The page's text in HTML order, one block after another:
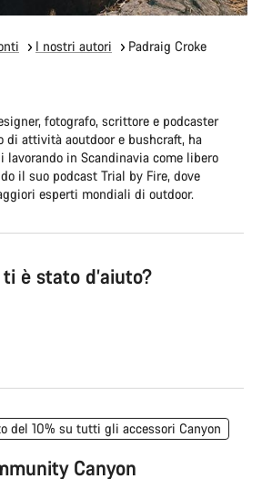
I nostri autori Padraig Croke
fotografo, scrittore e podcaster
di attività aoutdoor e bushcraft, ha
in Scandinavia come libero
il suo podcast Trial by Fire, dove
esperti mondiali di outdoor.
è stato d’aiuto?
del 10% su tutti gli accessori Canyon
Canyon